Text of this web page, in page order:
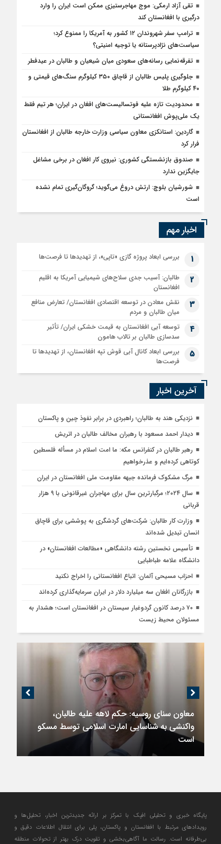
تقی آزاد ارمکی: موج مهاجرستیزی ممکن است ایران را وارد
درگیری با افغانستان کند
ترامپ سفر شهروندان ۱۲ کشور به آمریکا را ممنوع کرد؛
سیاست‌های نژادپرستانه یا توجیه امنیتی؟
تفرقه‌نمایی رسانه‌های سعودی میان شیعیان و طالبان در عیدفطر
جلوگیری پلیس طالبان از قاچاق ۳۵۰ کیلوگرم سنگ‌های قیمتی و
۴۰ کیلوگرم طلا
محدودیت تازه علیه فوتسالیست‌های افغان در ایران؛ هر تیم فقط
یک ملی‌پوش افغانستانی
گاردین: استانکزی معاون سیاسی وزارت خارجه طالبان از افغانستان
فرار کرد
صندوق بازنشستگی کشوری: نیروی کار افغان در برخی مشاغل
جایگزین ندارد
شورشیان بلوچ: ارتش دروغ می‌گوید؛ گروگان‌گیری تمام نشده
است
اخبار مهم
1 بررسی ابعاد پروژه گازی «تاپی»، از تهدیدها تا فرصت‌ها
2
طالبان: آسیب جدی سلاح‌های شیمیایی آمریکا به اقلیم
افغانستان
3
نقش معادن در توسعه اقتصادی افغانستان/ تعارض منافع
میان طالبان و مردم
4
توسعه آبی افغانستان به قیمت خشکی ایران/ تأثیر
سدسازی طالبان بر تالاب هامون
5
بررسی ابعاد کانال آبی قوش تپه افغانستان، از تهدیدها تا
فرصت‌ها
آخرین اخبار
نزدیکی هند به طالبان؛ راهبردی در برابر نفوذ چین و پاکستان
دیدار احمد مسعود با رهبران مخالف طالبان در اتریش
رهبر طالبان در کنفرانس مکه: ما امت اسلام در مسأله فلسطین
کوتاهی کرده‌ایم و عذرخواهیم
مرگ مشکوک فرمانده جبهه مقاومت ملی افغانستان در ایران
سال ۲۰۲۴؛ مرگبارترین سال برای مهاجران غیرقانونی با ۹ هزار
قربانی
وزارت کار طالبان: شرکت‌های گردشگری به پوششی برای قاچاق
انسان تبدیل شده‌اند
تأسیس نخستین رشته دانشگاهی «مطالعات افغانستان» در
دانشگاه علامه طباطبایی
احزاب مسیحی آلمان: اتباع افغانستانی را اخراج نکنید
بازرگانان افغان سه میلیارد دلار در ایران سرمایه‌گذاری کرده‌اند
۷۰ درصد کانون گردوغبار سیستان در افغانستان است؛ هشدار به
مسئولان محیط زیست
معاون سنای روسیه: حکم لاهه علیه طالبان،
واکنشی به شناسایی امارت اسلامی توسط مسکو
است
پایگاه خبری و تحلیلی افپک با تمرکز بر ارائه جدیدترین اخبار، تحلیل‌ها و
رویدادهای مرتبط با افغانستان و پاکستان، پلی برای انتقال اطلاعات دقیق و
بی‌طرفانه است. رسالت ما آگاهی‌بخشی و تقویت درک بهتر از تحولات منطقه